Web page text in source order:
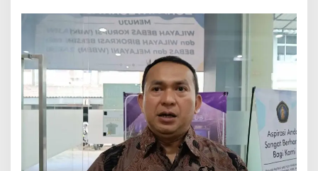
p
A
n
r